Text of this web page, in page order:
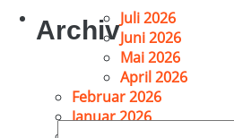
ArchivJuli 2026
Juni 2026
Mai 2026
April 2026
Februar 2026
Januar 2026